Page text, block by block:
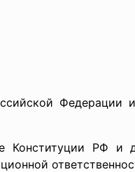
Федерации
Конституции РФ и